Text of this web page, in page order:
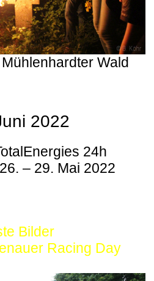
Wald
2022
24h
– 29. Mai 2022
Bilder
Racing Day